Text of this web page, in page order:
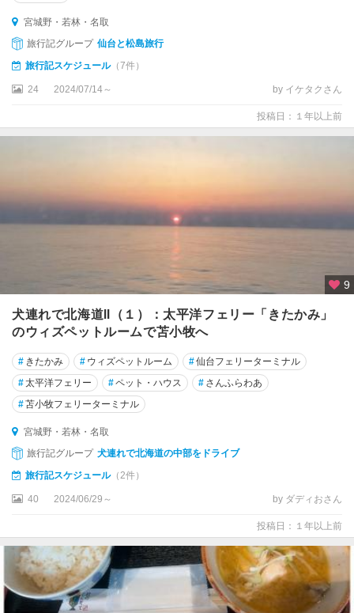
宮城野・若林・名取
旅行記グループ 仙台と松島旅行
旅行記スケジュール（7件）
24 2024/07/14～ by イケタクさん
投稿日：１年以上前
9
犬連れで北海道Ⅱ（１）：太平洋フェリー「きたかみ」
のウィズペットルームで苫小牧へ
# きたかみ # ウィズペットルーム #仙台フェリーターミナル
#太平洋フェリー #ペット・ハウス # さんふらわあ
#苫小牧フェリーターミナル
宮城野・若林・名取
旅行記グループ 犬連れで北海道の中部をドライブ
旅行記スケジュール（2件）
40 2024/06/29～ by ダディおさん
投稿日：１年以上前